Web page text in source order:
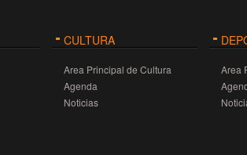
CULTURA
Area Principal de Cultura
Agenda
Noticias
Area